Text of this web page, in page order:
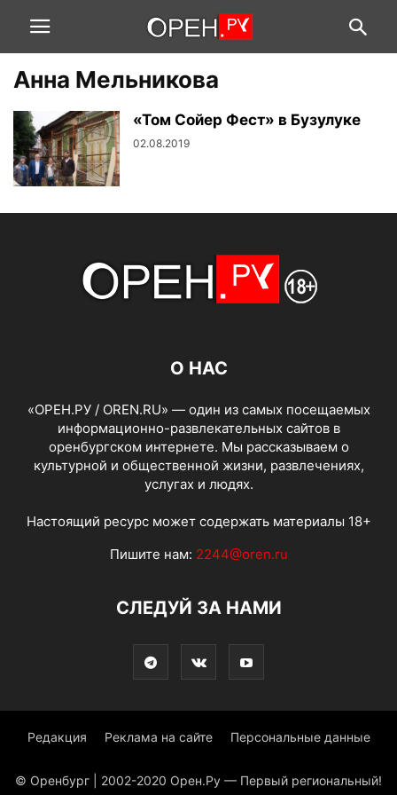
Анна Мельникова
«Том Сойер Фест» в Бузулуке
02.08.2019
О НАС
«ОРЕН.РУ / OREN.RU» — один из самых посещаемых
информационно-развлекательных сайтов в
оренбургском интернете. Мы рассказываем о
культурной и общественной жизни, развлечениях,
услугах и людях.
Настоящий ресурс может содержать материалы 18+
Пишите нам: 2244@oren.ru
СЛЕДУЙ ЗА НАМИ
Редакция Реклама на сайте Персональные данные
© Оренбург | 2002-2020 Орен.Ру — Первый региональный!